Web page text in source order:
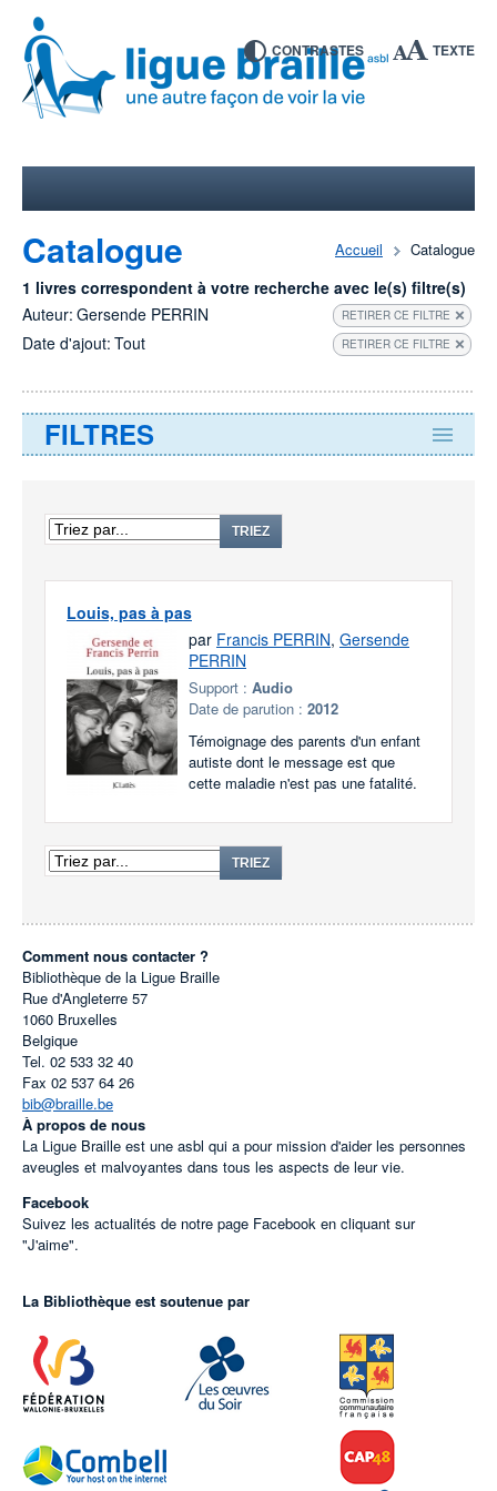
CONTRASTES TEXTE
Accueil Catalogue
Catalogue
1 livres correspondent à votre recherche avec le(s) filtre(s)
Auteur: Gersende PERRIN RETIRER CE FILTRE
Date d'ajout: Tout RETIRER CE FILTRE
FILTRES
TRIEZ
Louis, pas à pas
par Francis PERRIN, Gersende
PERRIN
Support : Audio
Date de parution : 2012
Témoignage des parents d'un enfant
autiste dont le message est que
cette maladie n'est pas une fatalité.
TRIEZ
Comment nous contacter ?
Bibliothèque de la Ligue Braille
Rue d'Angleterre 57
1060 Bruxelles
Belgique
Tel. 02 533 32 40
Fax 02 537 64 26
bib@braille.be
À propos de nous
La Ligue Braille est une asbl qui a pour mission d'aider les personnes
aveugles et malvoyantes dans tous les aspects de leur vie.
Facebook
Suivez les actualités de notre page Facebook en cliquant sur
"J'aime".
La Bibliothèque est soutenue par